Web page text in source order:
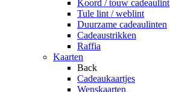
Koord / touw cadeaulint
Tule lint / weblint
Duurzame cadeaulinten
Cadeaustrikken
Raffia
Kaarten
Back
Cadeaukaartjes
Wenskaarten